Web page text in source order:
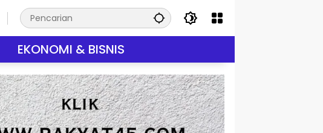
EKONOMI & BISNIS